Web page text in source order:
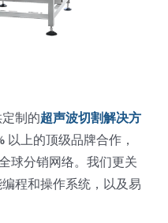
制的超声波切割解决方
以上的顶级品牌合作，
球分销网络。我们更关
程和操作系统，以及易